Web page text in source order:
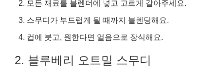
모든 재료를 블렌더에 넣고 고르게 갈아주세요.
스무디가 부드럽게 될 때까지 블렌딩해요.
컵에 붓고, 원한다면 얼음으로 장식해요.
2. 블루베리 오트밀 스무디